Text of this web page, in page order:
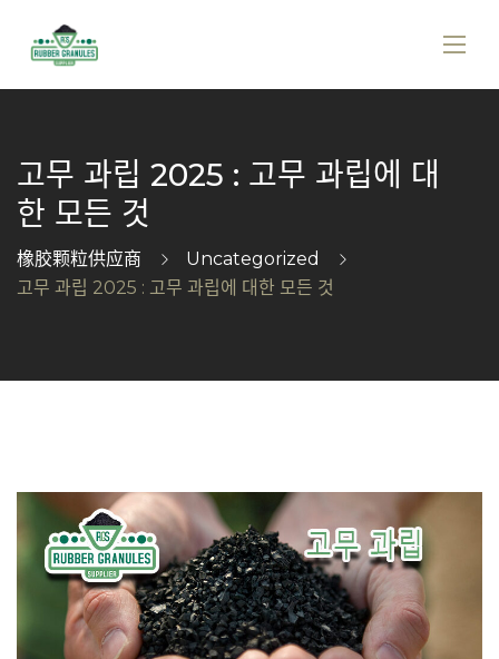
고무 과립 2025 : 고무 과립에 대
한 모든 것
橡胶颗粒供应商
Uncategorized
고무 과립 2025 : 고무 과립에 대한 모든 것